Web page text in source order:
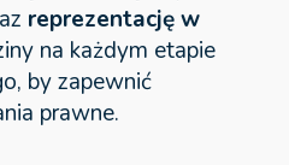
reprezentację w
na każdym etapie
by zapewnić
prawne.